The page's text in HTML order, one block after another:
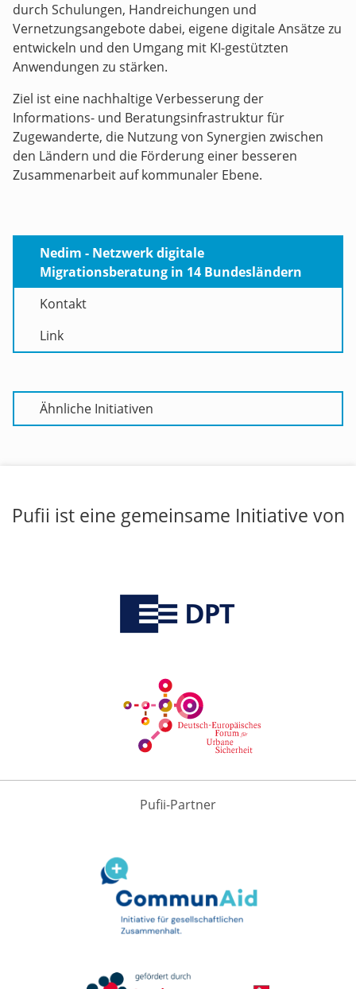
durch Schulungen, Handreichungen und
Vernetzungsangebote dabei, eigene digitale Ansätze zu
entwickeln und den Umgang mit KI-gestützten
Anwendungen zu stärken.
Ziel ist eine nachhaltige Verbesserung der
Informations- und Beratungsinfrastruktur für
Zugewanderte, die Nutzung von Synergien zwischen
den Ländern und die Förderung einer besseren
Zusammenarbeit auf kommunaler Ebene.
Nedim - Netzwerk digitale
Migrationsberatung in 14 Bundesländern
Kontakt
Link
Ähnliche Initiativen
Pufii ist eine gemeinsame Initiative von
Pufii-Partner